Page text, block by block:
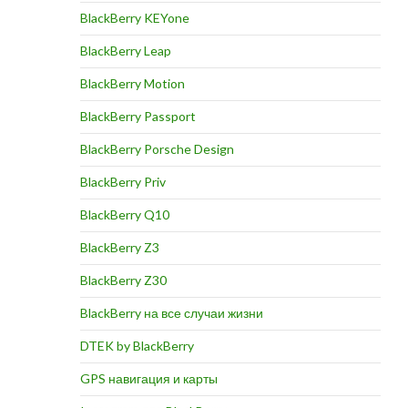
BlackBerry KEYone
BlackBerry Leap
BlackBerry Motion
BlackBerry Passport
BlackBerry Porsche Design
BlackBerry Priv
BlackBerry Q10
BlackBerry Z3
BlackBerry Z30
BlackBerry на все случаи жизни
DTEK by BlackBerry
GPS навигация и карты